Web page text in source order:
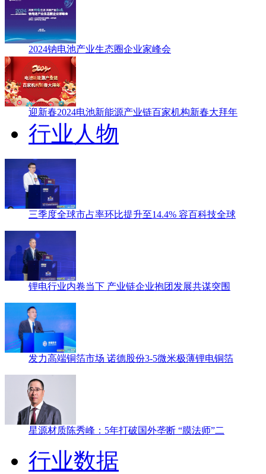
2024钠电池产业生态圈企业家峰会
迎新春2024电池新能源产业链百家机构新春大拜年
行业人物
三季度全球市占率环比提升至14.4% 容百科技全球
锂电行业内卷当下 产业链企业抱团发展共谋突围
发力高端铜箔市场 诺德股份3-5微米极薄锂电铜箔
星源材质陈秀峰：5年打破国外垄断 “膜法师”二
行业数据